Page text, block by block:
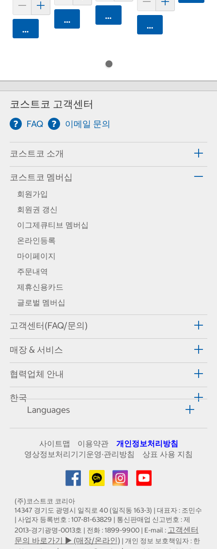
카트에 담기
카트에 담기 카트에 담기
카트에 담기
코스트코 고객센터
FAQ 이메일 문의
코스트코 소개
코스트코 멤버십
회원가입
회원권 갱신
이그제큐티브 멤버십
온라인등록
마이페이지
주문내역
제휴신용카드
글로벌 멤버십
고객센터(FAQ/문의)
매장 & 서비스
협력업체 안내
한국
Languages
사이트맵 이용약관
개인정보처리방침
영상정보처리기기운영·관리방침
상표 사용 지침
(주)코스트코 코리아
14347 경기도 광명시 일직로 40 (일직동 163-3) | 대표자 : 조민수
| 사업자 등록번호 : 107-81-63829 | 통신판매업 신고번호 : 제
2013-경기광명-0013호 | 전화 : 1899-9900 | E-mail : 고객센터
문의 바로가기 ▶ (매장/온라인) | 개인 정보 보호책임자 : 한